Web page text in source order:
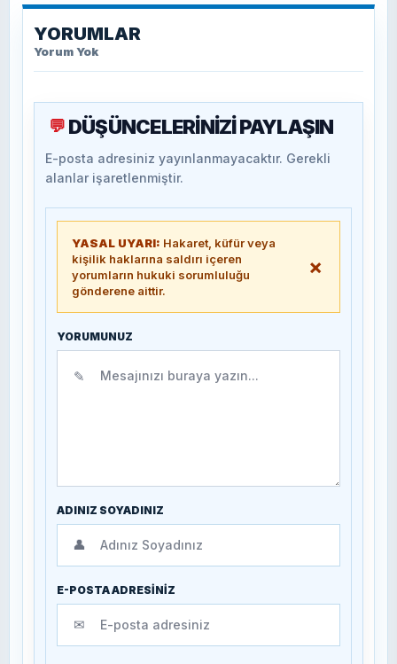
YORUMLAR
Yorum Yok
💬 DÜŞÜNCELERİNİZİ PAYLAŞIN
E-posta adresiniz yayınlanmayacaktır. Gerekli
alanlar işaretlenmiştir.
YASAL UYARI: Hakaret, küfür veya
kişilik haklarına saldırı içeren
yorumların hukuki sorumluluğu
gönderene aittir.
×
YORUMUNUZ
✎
ADINIZ SOYADINIZ
👤
E-POSTA ADRESİNİZ
✉